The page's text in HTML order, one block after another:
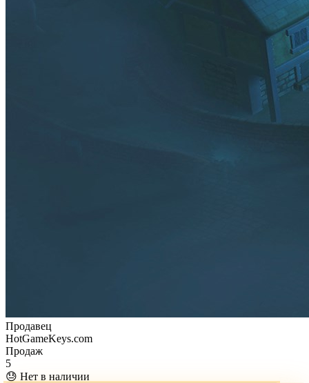
Продавец
HotGameKeys.com
Продаж
5
😓 Нет в наличии